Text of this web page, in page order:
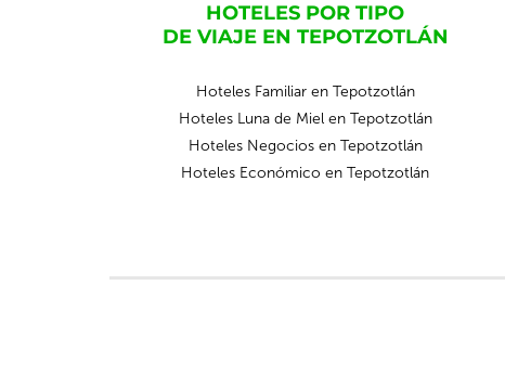
HOTELES POR TIPO
DE VIAJE EN TEPOTZOTLÁN
Hoteles Familiar en Tepotzotlán
Hoteles Luna de Miel en Tepotzotlán
Hoteles Negocios en Tepotzotlán
Hoteles Económico en Tepotzotlán